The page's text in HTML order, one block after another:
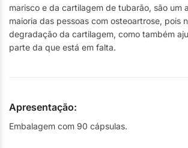
marisco e da cartilagem de tubarão, são um
maioria das pessoas com osteoartrose, pois
degradação da cartilagem, como também
parte da que está em falta.
Apresentação:
Embalagem com 90 cápsulas.